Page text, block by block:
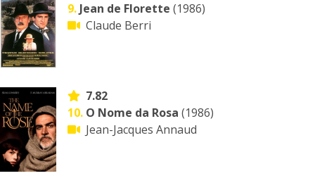
9. Jean de Florette (1986)
Claude Berri
7.82
10. O Nome da Rosa (1986)
Jean-Jacques Annaud